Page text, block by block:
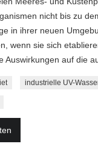
nicht bis zu
in ihrer neuen
wenn sie sich
Auswirkungen auf die
industrielle UV-